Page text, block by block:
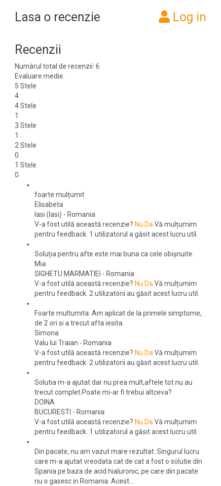
Lasa o recenzie Log in
Recenzii
Numărul total de recenzii: 6
Evaluare medie:
5 Stele
4
4 Stele
1
3 Stele
1
2 Stele
0
1 Stele
0
foarte mulțumit
Elisabeta
Iasi (Iasi) - Romania
V-a fost utilă această recenzie? Nu DaVă mulțumim
pentru feedback. 1 utilizatorul a găsit acest lucru util.
Soluția pentru afte este mai buna ca cele obișnuite.
Mia
SIGHETU MARMATIEI - Romania
V-a fost utilă această recenzie? Nu DaVă mulțumim
pentru feedback. 2 utilizatorii au găsit acest lucru util.
Foarte multumita. Am aplicat de la primele simptome,
de 2 ori si a trecut afta iesita.
Simona
Valu lui Traian - Romania
V-a fost utilă această recenzie? Nu DaVă mulțumim
pentru feedback. 2 utilizatorii au găsit acest lucru util.
Solutia m-a ajutat dar nu prea mult,aftele tot nu au
trecut complet.Poate mi-ar fi trebui altceva?
DOINA
BUCURESTI - Romania
V-a fost utilă această recenzie? Nu DaVă mulțumim
pentru feedback. 1 utilizatorul a găsit acest lucru util.
Din pacate, nu am vazut mare rezultat. Singurul lucru
care m-a ajutat vreodata cat de cat a fost o solutie din
Spania pe baza de acid hialuronic, pe care din pacate
nu o gasesc in Romania. Acest...